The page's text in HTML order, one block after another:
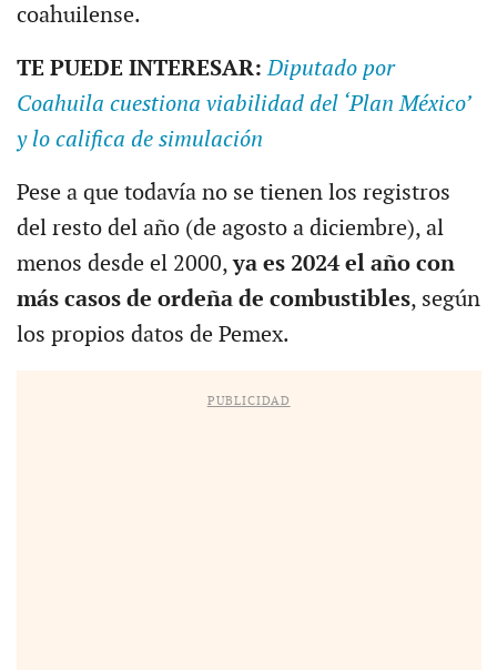
coahuilense.
TE PUEDE INTERESAR: Diputado por
Coahuila cuestiona viabilidad del ‘Plan México’
y lo califica de simulación
Pese a que todavía no se tienen los registros
del resto del año (de agosto a diciembre), al
menos desde el 2000,ya es 2024 el año con
más casos de ordeña de combustibles, según
los propios datos de Pemex.
PUBLICIDAD